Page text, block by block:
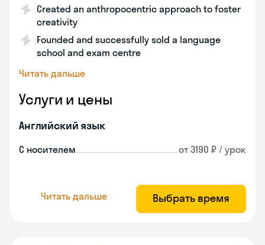
Created an anthropocentric approach to foster
creativity
Founded and successfully sold a language
school and exam centre
Читать дальше
Услуги и цены
Английский язык
С носителем от 3190 ₽ / урок
Читать дальше Выбрать время